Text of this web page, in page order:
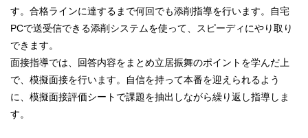
す。合格ラインに達するまで何回でも添削指導を行います。自宅
PCで送受信できる添削システムを使って、スピーディにやり取り
できます。
面接指導では、回答内容をまとめ立居振舞のポイントを学んだ上
で、模擬面接を行います。自信を持って本番を迎えられるよう
に、模擬面接評価シートで課題を抽出しながら繰り返し指導しま
す。